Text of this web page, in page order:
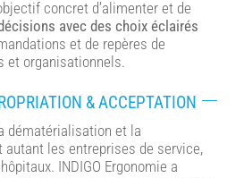
concret d’alimenter et de
avec des choix éclairés
et de repères de
et organisationnels.
& ACCEPTATION
dématérialisation et la
les entreprises de service,
INDIGO Ergonomie a